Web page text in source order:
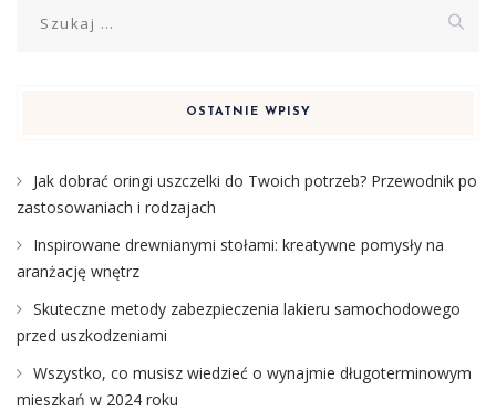
OSTATNIE WPISY
Jak dobrać oringi uszczelki do Twoich potrzeb? Przewodnik po
zastosowaniach i rodzajach
Inspirowane drewnianymi stołami: kreatywne pomysły na
aranżację wnętrz
Skuteczne metody zabezpieczenia lakieru samochodowego
przed uszkodzeniami
Wszystko, co musisz wiedzieć o wynajmie długoterminowym
mieszkań w 2024 roku